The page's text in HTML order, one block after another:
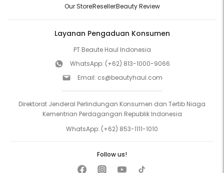
Our StoreResellerBeauty Review
Layanan Pengaduan Konsumen
PT Beaute Haul Indonesia
WhatsApp: (+62) 813-1000-9066
Email: cs@beautyhaul.com
Direktorat Jenderal Perlindungan Konsumen dan Tertib Niaga
Kementrian Perdagangan Republik Indonesia
WhatsApp: (+62) 853-1111-1010
Follow us!